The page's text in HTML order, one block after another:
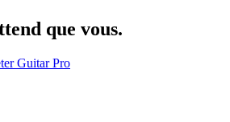
que vous.
Guitar Pro